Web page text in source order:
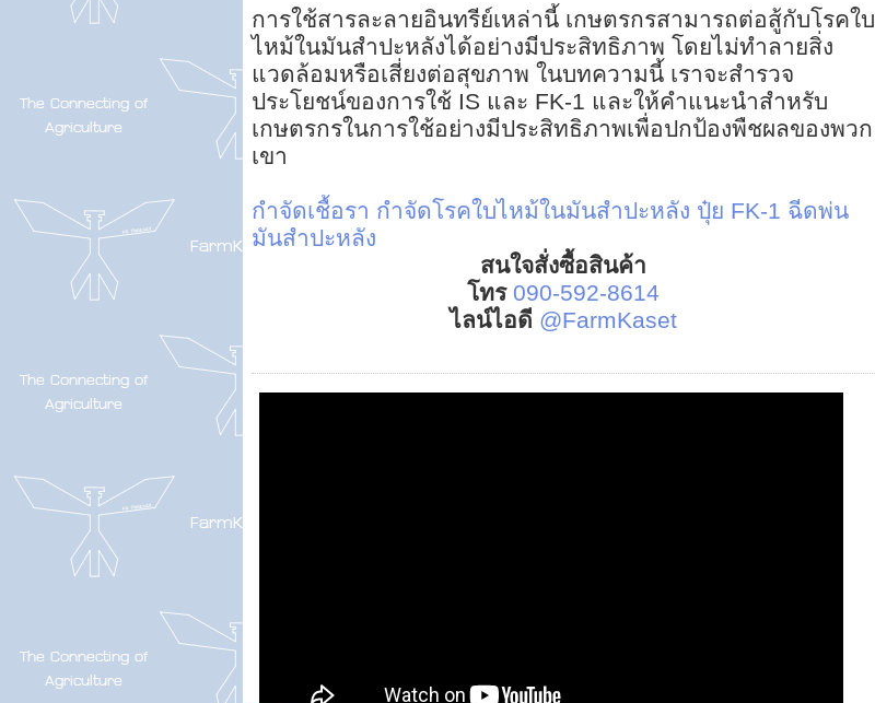
การใช้สารละลายอินทรีย์เหล่านี้ เกษตรกรสามารถต่อสู้กับโรคใบ
ไหม้ในมันสำปะหลังได้อย่างมีประสิทธิภาพ โดยไม่ทำลายสิ่ง
แวดล้อมหรือเสี่ยงต่อสุขภาพ ในบทความนี้ เราจะสำรวจ
ประโยชน์ของการใช้ IS และ FK-1 และให้คำแนะนำสำหรับ
เกษตรกรในการใช้อย่างมีประสิทธิภาพเพื่อปกป้องพืชผลของพวก
เขา
กำจัดเชื้อรา กำจัดโรคใบไหม้ในมันสำปะหลัง ปุ๋ย FK-1 ฉีดพ่น
มันสำปะหลัง
สนใจสั่งซื้อสินค้า
โทร 090-592-8614
ไลน์ไอดี @FarmKaset